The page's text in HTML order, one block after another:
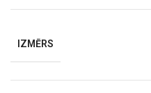
IZMĒRS